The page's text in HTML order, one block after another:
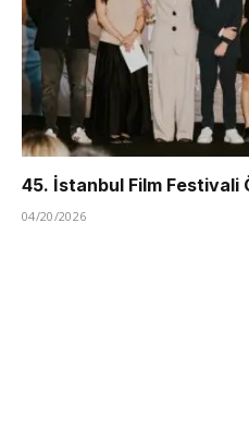
45. İstanbul Film Festivali
04/20/2026